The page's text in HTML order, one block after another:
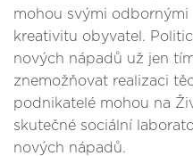
mohou svými
kreativitu obyvatel.
nových nápadů už jen
znemožňovat realizaci
podnikatelé mohou na
skutečné sociální
nových nápadů.